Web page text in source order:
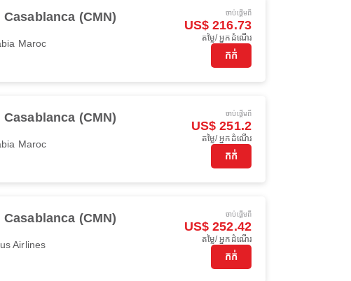
Casablanca (CMN)
Maroc
ចាប់ផ្ដើមពី
US$ 216.73
តម្លៃ/ អ្នកដំណើរ
កក់
Casablanca (CMN)
Maroc
ចាប់ផ្ដើមពី
US$ 251.2
តម្លៃ/ អ្នកដំណើរ
កក់
Casablanca (CMN)
Airlines
ចាប់ផ្ដើមពី
US$ 252.42
តម្លៃ/ អ្នកដំណើរ
កក់